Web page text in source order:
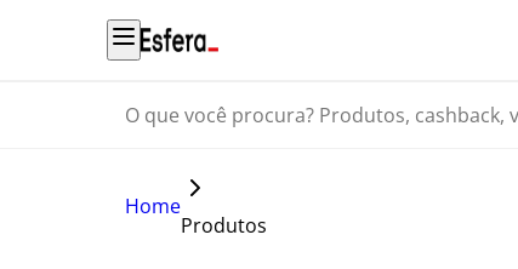
O que você procura? Produtos, cashback, viagens...
Home
Produtos